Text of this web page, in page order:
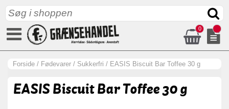
0
Forside / Fødevarer / Sukkerfri / EASIS Biscuit Bar Toffee 30 g
EASIS Biscuit Bar Toffee 30 g